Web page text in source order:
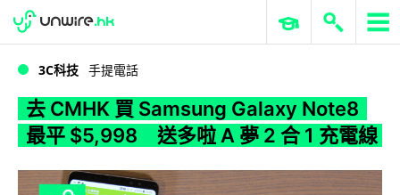
WWDC 2026 ERP 與商業 AI
3C科技 手提電話
去 CMHK 買 Samsung Galaxy Note8
最平 $5,998 送多啦 A 夢 2 合 1 充電線